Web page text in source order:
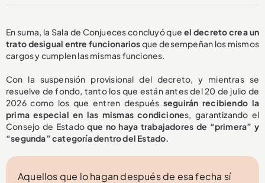
En suma, la Sala de Conjueces concluyó que el decreto crea un
trato desigual entre funcionariosque desempeñan los mismos
cargos y cumplen las mismas funciones.
Con la suspensión provisional del decreto, y mientras se
resuelve de fondo, tanto los que están antes del 20 de julio de
2026 como los que entren después seguirán recibiendo la
prima especial en las mismas condiciones, garantizando el
Consejo de Estadoque no haya trabajadores de “primera” y
“segunda” categoría dentro del Estado.
Aquellos que lo hagan después de esa fecha sí